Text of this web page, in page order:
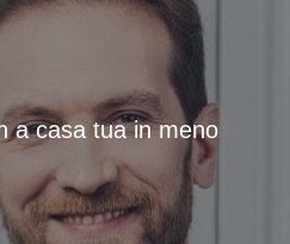
a casa tua in meno